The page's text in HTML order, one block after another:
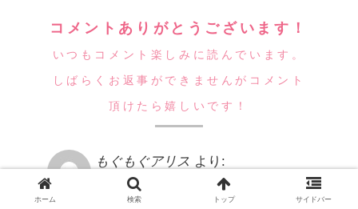
コメントありがとうございます！
いつもコメント楽しみに読んでいます。
しばらくお返事ができませんがコメント
頂けたら嬉しいです！
もぐもぐアリス より:
2022年7月14日 10:02 AM
ホーム 検索 トップ サイドバー